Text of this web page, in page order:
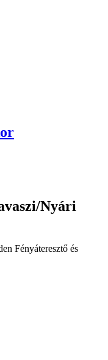
Nyári
Fényáteresztő és